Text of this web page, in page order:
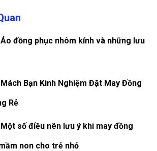
Áo đồng phục nhôm kính và những lưu
Mách Bạn Kinh Nghiệm Đặt May Đồng
Rẻ
Một số điều nên lưu ý khi may đồng
non cho trẻ nhỏ